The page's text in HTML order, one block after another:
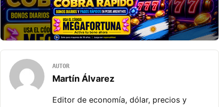
AUTOR
Martín Álvarez
Editor de economía, dólar, precios y